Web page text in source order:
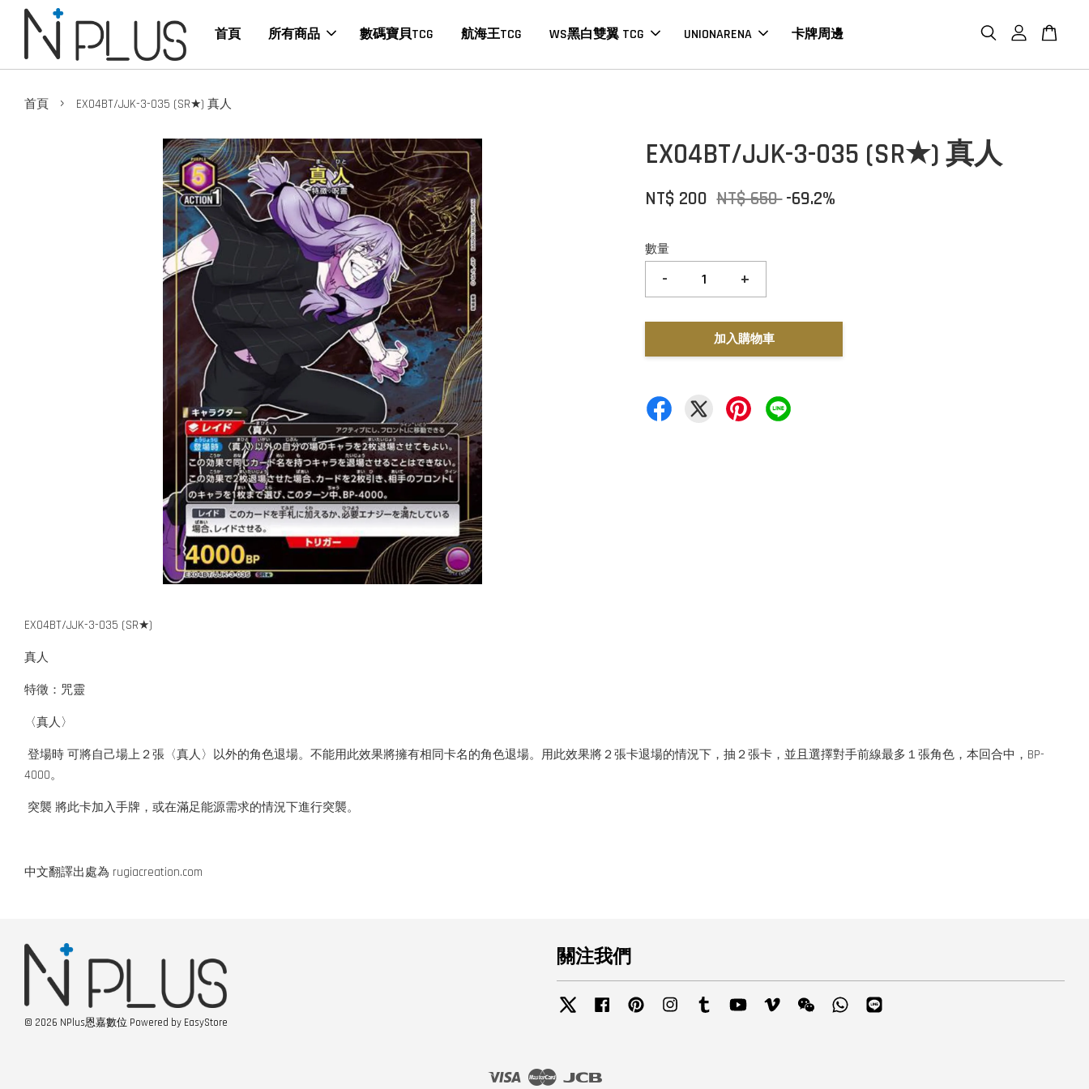
首頁 所有商品 數碼寶貝TCG 航海王TCG WS黑白雙翼 TCG UNIONARENA 卡牌周邊
首頁 › EX04BT/JJK-3-035 (SR★) 真人
EX04BT/JJK-3-035 (SR★) 真人
NT$ 200 NT$ 650-69.2%
數量
- +
加入購物車
EX04BT/JJK-3-035 (SR★)
真人
特徵：咒靈
〈真人〉
登場時 可將自己場上２張〈真人〉以外的角色退場。不能用此效果將擁有相同卡名的角色退場。用此效果將２張卡退場的情況下，抽２張卡，並且選擇對手前線最多１張角色，本回合中，BP-
4000。
突襲 將此卡加入手牌，或在滿足能源需求的情況下進行突襲。
中文翻譯出處為 rugiacreation.com
© 2026 NPlus恩嘉數位 Powered by EasyStore
關注我們
Twitter Facebook Pinterest InstagramTumblr YouTube Vimeo Wechat Whatsapp
Visa Master